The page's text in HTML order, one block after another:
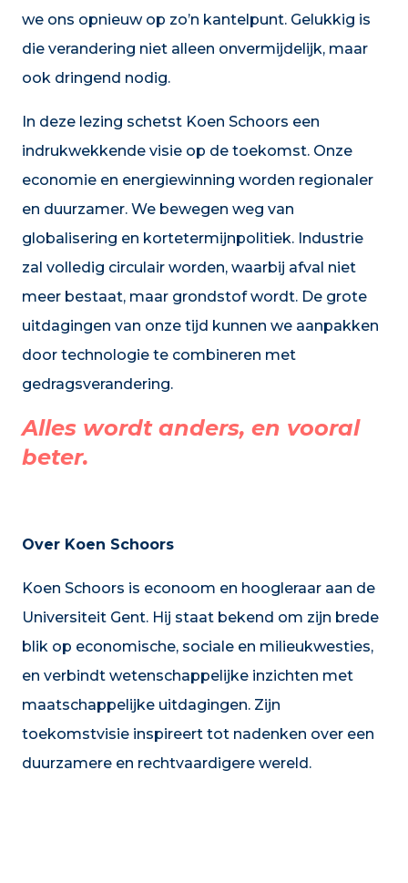
we ons opnieuw op zo’n kantelpunt. Gelukkig is
die verandering niet alleen onvermijdelijk, maar
ook dringend nodig.
In deze lezing schetst Koen Schoors een
indrukwekkende visie op de toekomst. Onze
economie en energiewinning worden regionaler
en duurzamer. We bewegen weg van
globalisering en kortetermijnpolitiek. Industrie
zal volledig circulair worden, waarbij afval niet
meer bestaat, maar grondstof wordt. De grote
uitdagingen van onze tijd kunnen we aanpakken
door technologie te combineren met
gedragsverandering.
Alles wordt anders, en vooral
beter.
Over Koen Schoors
Koen Schoors is econoom en hoogleraar aan de
Universiteit Gent. Hij staat bekend om zijn brede
blik op economische, sociale en milieukwesties,
en verbindt wetenschappelijke inzichten met
maatschappelijke uitdagingen. Zijn
toekomstvisie inspireert tot nadenken over een
duurzamere en rechtvaardigere wereld.